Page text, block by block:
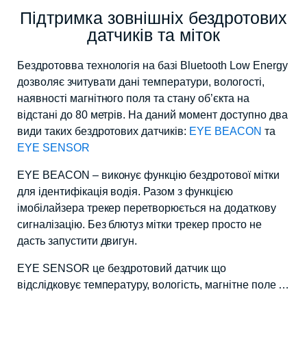
Підтримка зовнішніх бездротових
датчиків та міток
Бездротовва технологія на базі Bluetooth Low Energy
дозволяє зчитувати данітемператури, вологості,
наявності магнітного поля та стану об’єкта на
відстані до 80 метрів. На даний момент доступно два
види таких бездротових датчиків: EYE BEACON та
EYE SENSOR
EYE BEACON – виконує функцію бездротової мітки
для ідентифікація водія. Разом з функцією
імобілайзера трекер перетворюється на додаткову
сигналізацію. Без блютуз мітки трекер просто не
дасть запустити двигун.
EYE SENSOR це бездротовий датчик що
відслідковує температуру, вологість, магнітне поле …